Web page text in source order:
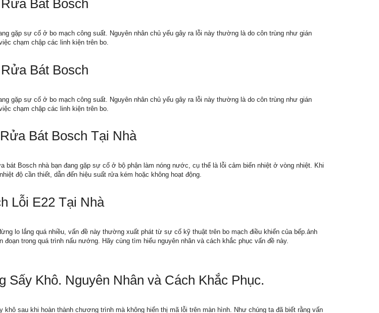
Bát Bosch
gặp sự cố ở bo mạch công suất. Nguyên nhân chủ yếu gây ra lỗi này thường là do côn trùng như gián
chạm chập các linh kiện trên bo.
Bát Bosch
gặp sự cố ở bo mạch công suất. Nguyên nhân chủ yếu gây ra lỗi này thường là do côn trùng như gián
chạm chập các linh kiện trên bo.
Bát Bosch Tại Nhà
bát Bosch nhà bạn đang gặp sự cố ở bộ phận làm nóng nước, cụ thể là lỗi cảm biến nhiệt ở vòng nhiệt. Khi
độ cần thiết, dẫn đến hiệu suất rửa kém hoặc không hoạt động.
Lỗi E22 Tại Nhà
lo lắng quá nhiều, vấn đề này thường xuất phát từ sự cố kỹ thuật trên bo mạch điều khiển của bếp.ảnh
đoạn trong quá trình nấu nướng. Hãy cùng tìm hiểu nguyên nhân và cách khắc phục vấn đề này.
Sấy Khô. Nguyên Nhân và Cách Khắc Phục.
sau khi hoàn thành chương trình mà không hiển thị mã lỗi trên màn hình. Như chúng ta đã biết rằng vấn